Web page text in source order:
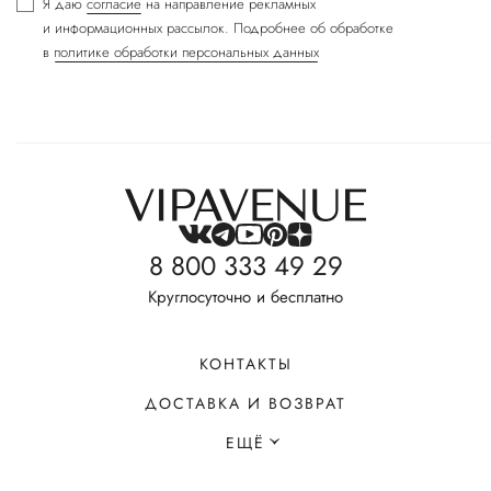
и информационных рассылок. Подробнее об обработке
в политике обработки персональных данных
8 800 333 49 29
Круглосуточно и бесплатно
КОНТАКТЫ
ДОСТАВКА И ВОЗВРАТ
ЕЩЁ